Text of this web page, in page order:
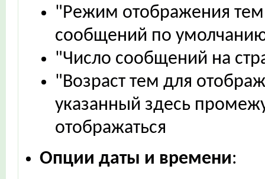
"Режим отображения
сообщений по
"Число сообщений на
"Возраст тем для
указанный здесь
отображаться
Опции даты и времени: